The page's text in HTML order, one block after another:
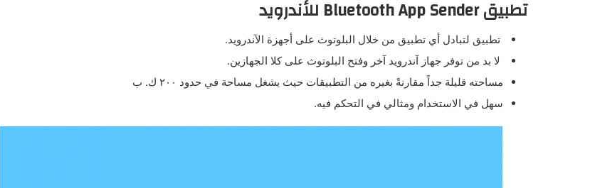
تطبيق Bluetooth App Sender للأندرويد
تطبيق لتبادل أي تطبيق من خلال البلوتوث على أجهزة الآندرويد.
لا بد من توفر جهاز آندرويد آخر وفتح البلوتوث على كلا الجهازين.
مساحته قليلة جداً مقارنةً بغيره من التطبيقات حيث يشغل مساحة في حدود ٢٠٠ ك. ب
سهل في الاستخدام ومثالي في التحكم فيه.